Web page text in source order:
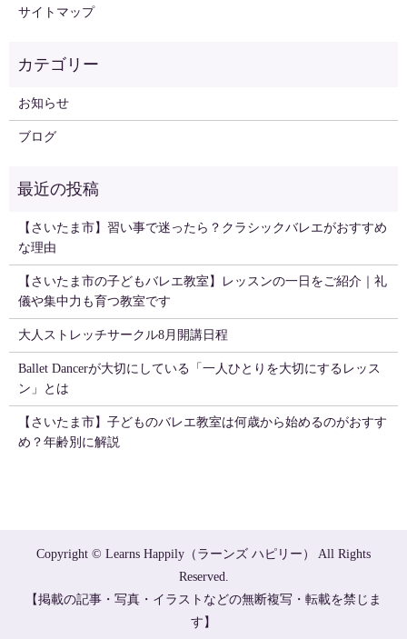
サイトマップ
お知らせ
ブログ
【さいたま市】習い事で迷ったら？クラシックバレエがおすすめ
な理由
【さいたま市の子どもバレエ教室】レッスンの一日をご紹介｜礼
儀や集中力も育つ教室です
大人ストレッチサークル8月開講日程
Ballet Dancerが大切にしている「一人ひとりを大切にするレッス
ン」とは
【さいたま市】子どものバレエ教室は何歳から始めるのがおすす
め？年齢別に解説
Copyright © Learns Happily（ラーンズ ハピリー） All Rights
Reserved.
【掲載の記事・写真・イラストなどの無断複写・転載を禁じま
す】